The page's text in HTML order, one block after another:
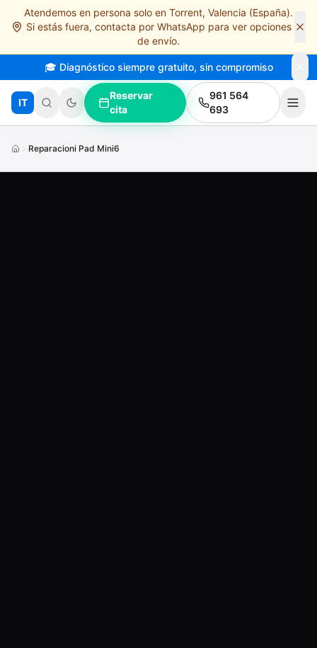
Saltar al contenido principal
Atendemos en persona solo en Torrent, Valencia (España).
Si estás fuera, contacta por WhatsApp para ver opciones
de envío.
🎓 Diagnóstico siempre gratuito, sin compromiso
IT
Reservar
cita
961 564
693
Reparacioni Pad Mini6